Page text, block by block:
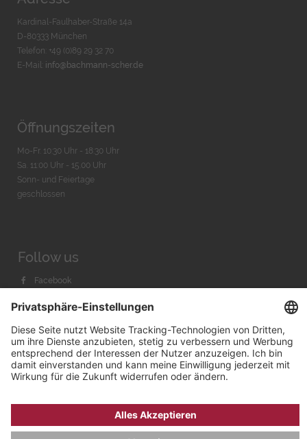
Kardinal-Faulhaber-Straße 14a
D-80333 München
Telefon: +49 (0)89 29 32 70
E-Mail: info@bachmann-scher.de
Öffnungszeiten
Mo-Fr. 10:30 Uhr - 18:30 Uhr
Sa. 11:00 Uhr - 15.00 Uhr
Sonn- und Feiertage
geschlossen
Follow us
Facebook
Youtube
Bachmann & Scher GmbH / Watchandco GmbH